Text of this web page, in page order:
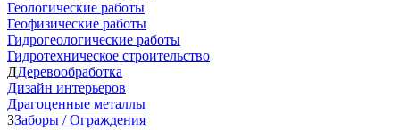
Геологические работы
Геофизические работы
Гидрогеологические работы
Гидротехническое строительство
ДДеревообработка
Дизайн интерьеров
Драгоценные металлы
ЗЗаборы / Ограждения